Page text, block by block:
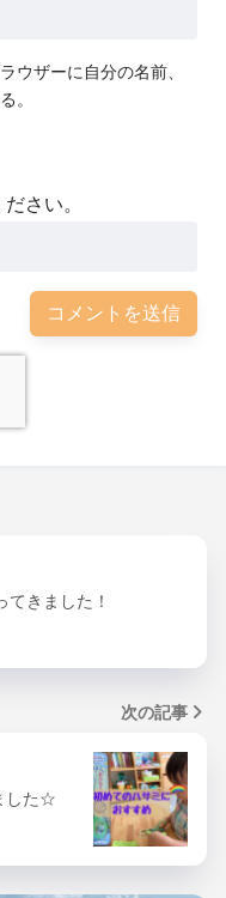
ウザーに自分の名前、
。
さい。
てきました！
次の記事
した☆